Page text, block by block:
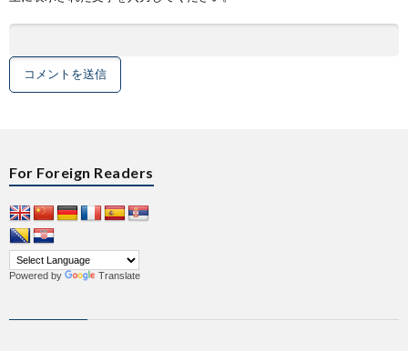
For Foreign Readers
Powered by Translate